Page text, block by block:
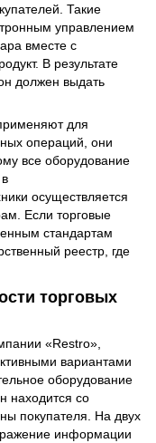
Такие
управлением
вместе с
В результате
должен выдать
для
операций, они
все оборудование
осуществляется
Если торговые
стандартам
реестр, где
торговых
«Restro»,
вариантами
оборудование
находится со
покупателя. На двух
информации